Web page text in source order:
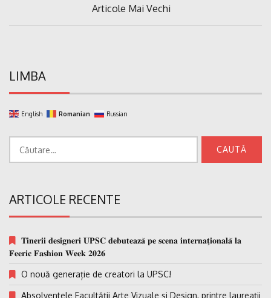
articole
Articole Mai Vechi
LIMBA
English Romanian Russian
după:
ARTICOLE RECENTE
𝐓𝐢𝐧𝐞𝐫𝐢𝐢 𝐝𝐞𝐬𝐢𝐠𝐧𝐞𝐫𝐢 𝐔𝐏𝐒𝐂 𝐝𝐞𝐛𝐮𝐭𝐞𝐚𝐳𝐚̆ 𝐩𝐞 𝐬𝐜𝐞𝐧𝐚 𝐢𝐧𝐭𝐞𝐫𝐧𝐚𝐭̗𝐢𝐨𝐧𝐚𝐥𝐚̆ 𝐥𝐚
𝐅𝐞𝐞𝐫𝐢𝐜 𝐅𝐚𝐬𝐡𝐢𝐨𝐧 𝐖𝐞𝐞𝐤 𝟐𝟎𝟐𝟔
O nouă generație de creatori la UPSC!
Absolventele Facultății Arte Vizuale și Design, printre laureații